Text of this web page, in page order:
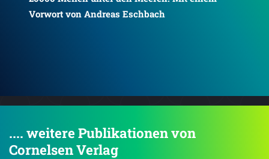
.... weitere Publikationen von
Cornelsen Verlag